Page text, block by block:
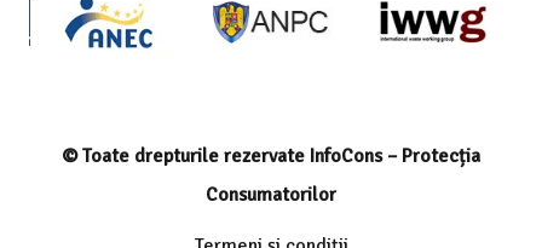
© Toate drepturile rezervate InfoCons – Protecția
Consumatorilor